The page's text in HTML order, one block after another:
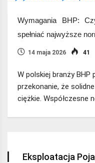
Wymagania BHP:
spełniać najwyższe
14 maja 2026 41
W polskiej branży BHP
przekonanie, że
ciężkie. Współczesne
Eksploatacja